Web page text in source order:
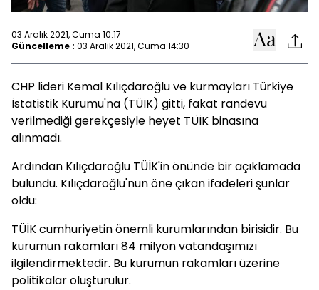
03 Aralık 2021, Cuma 10:17
Güncelleme : 03 Aralık 2021, Cuma 14:30
CHP lideri Kemal Kılıçdaroğlu ve kurmayları Türkiye
İstatistik Kurumu'na (TÜİK) gitti, fakat randevu
verilmediği gerekçesiyle heyet TÜİK binasına
alınmadı.
Ardından Kılıçdaroğlu TÜİK'in önünde bir açıklamada
bulundu. Kılıçdaroğlu'nun öne çıkan ifadeleri şunlar
oldu:
TÜİK cumhuriyetin önemli kurumlarından birisidir. Bu
kurumun rakamları 84 milyon vatandaşımızı
ilgilendirmektedir. Bu kurumun rakamları üzerine
politikalar oluşturulur.